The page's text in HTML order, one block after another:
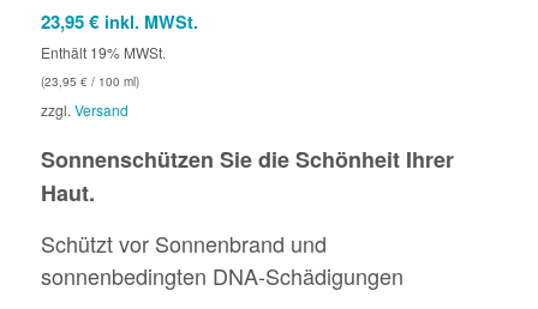
23,95€ inkl. MWSt.
Enthält 19% MWSt.
(23,95 €/ 100 ml)
zzgl. Versand
Sonnenschützen Sie die Schönheit Ihrer
Haut.
Schützt vor Sonnenbrand und
sonnenbedingten DNA-Schädigungen